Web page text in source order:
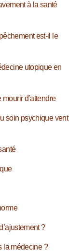
à la santé
est-il le
utopique en
d’attendre
soin psychique vent
?
la médecine ?